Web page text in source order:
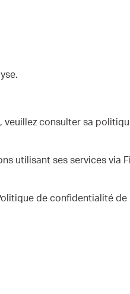
veuillez consulter sa
utilisant ses services via
de confidentialité de